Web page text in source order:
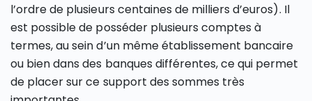
l’ordre de plusieurs centaines de milliers d’euros). Il
est possible de posséder plusieurs comptes à
termes, au sein d’un même établissement bancaire
ou bien dans des banques différentes, ce qui permet
de placer sur ce support des sommes très